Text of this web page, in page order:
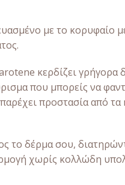
με το κορυφαίο
κερδίζει γρήγορα
που μπορείς να
προστασία από τα
το δέρμα σου,
χωρίς κολλώδη